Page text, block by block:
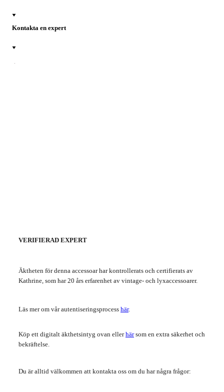
Kontakta en expert
VERIFIERAD EXPERT
Äktheten för denna accessoar har kontrollerats och certifierats av
Kathrine, som har 20 års erfarenhet av vintage- och lyxaccessoarer.
Läs mer om vår autentiseringsprocess här.
Köp ett digitalt äkthetsintyg ovan ellerhärsom en extra säkerhet och
bekräftelse.
Du är alltid välkommen att kontakta oss om du har några frågor: